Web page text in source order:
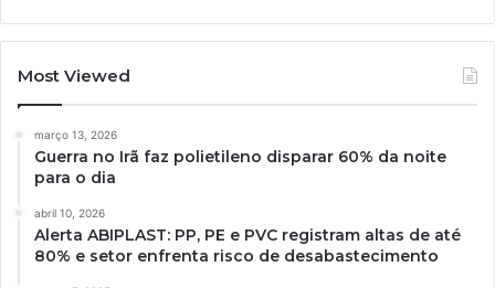
Most Viewed
março 13, 2026
Guerra no Irã faz polietileno disparar 60% da noite
para o dia
abril 10, 2026
Alerta ABIPLAST: PP, PE e PVC registram altas de até
80% e setor enfrenta risco de desabastecimento